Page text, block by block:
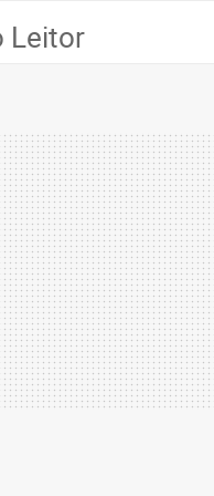
Leitor